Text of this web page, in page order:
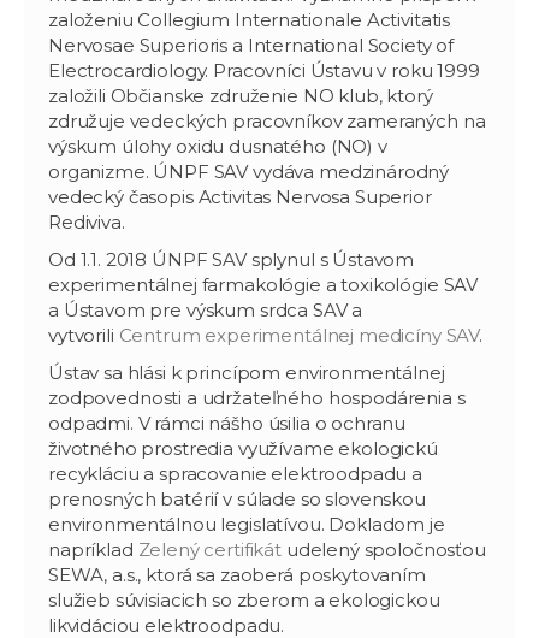
založeniu Collegium Internationale Activitatis
Nervosae Superioris a International Society of
Electrocardiology. Pracovníci Ústavu v roku 1999
založili Občianske združenie NO klub, ktorý
združuje vedeckých pracovníkov zameraných na
výskum úlohy oxidu dusnatého (NO) v
organizme. ÚNPF SAV vydáva medzinárodný
vedecký časopis Activitas Nervosa Superior
Rediviva.
Od 1.1. 2018 ÚNPF SAV splynul s Ústavom
experimentálnej farmakológie a toxikológie SAV
a Ústavom pre výskum srdca SAV a
vytvorili Centrum experimentálnej medicíny SAV.
Ústav sa hlási k princípom environmentálnej
zodpovednosti a udržateľného hospodárenia s
odpadmi. V rámci nášho úsilia o ochranu
životného prostredia využívame ekologickú
recykláciu a spracovanie elektroodpadu a
prenosných batérií v súlade so slovenskou
environmentálnou legislatívou. Dokladom je
napríklad Zelený certifikátudelený spoločnosťou
SEWA, a.s., ktorá sa zaoberá poskytovaním
služieb súvisiacich so zberom a ekologickou
likvidáciou elektroodpadu.